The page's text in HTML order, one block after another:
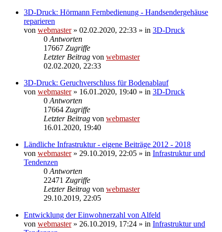
3D-Druck: Hörmann Fernbedienung - Handsendergehäuse
reparieren
von webmaster» 02.02.2020, 22:33 » in 3D-Druck
0 Antworten
17667 Zugriffe
Letzter Beitrag von webmaster
02.02.2020, 22:33
3D-Druck: Geruchverschluss für Bodenablauf
von webmaster» 16.01.2020, 19:40 » in 3D-Druck
0 Antworten
17664 Zugriffe
Letzter Beitrag von webmaster
16.01.2020, 19:40
Ländliche Infrastruktur - eigene Beiträge 2012 - 2018
von webmaster» 29.10.2019, 22:05 » in Infrastruktur und
Tendenzen
0 Antworten
22471 Zugriffe
Letzter Beitrag von webmaster
29.10.2019, 22:05
Entwicklung der Einwohnerzahl von Alfeld
von webmaster» 26.10.2019, 17:24 » in Infrastruktur und